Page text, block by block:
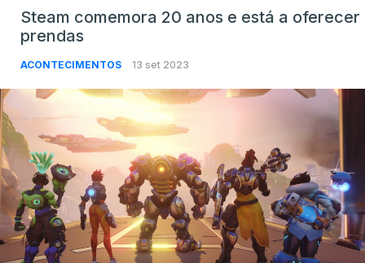
Steam comemora 20 anos e está a oferecer
prendas
ACONTECIMENTOS 13 set 2023